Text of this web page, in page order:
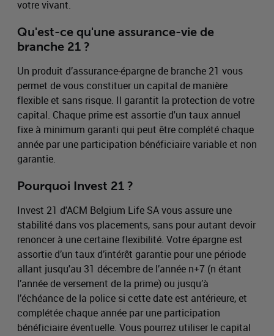
votre vivant.
Qu'est-ce qu'une assurance-vie de
branche 21 ?
Un produit d’assurance-épargne de branche 21 vous
permet de vous constituer un capital de manière
flexible et sans risque. Il garantit la protection de votre
capital. Chaque prime est assortie d'un taux annuel
fixe à minimum garanti qui peut être complété chaque
année par une participation bénéficiaire variable et non
garantie.
Pourquoi Invest 21 ?
Invest 21 d'ACM Belgium Life SA vous assure une
stabilité dans vos placements, sans pour autant devoir
renoncer à une certaine flexibilité. Votre épargne est
assortie d’un taux d’intérêt garantie pour une période
allant jusqu'au 31 décembre de l’année n+7 (n étant
l’année de versement de la prime) ou jusqu’à
l’échéance de la police si cette date est antérieure, et
complétée chaque année par une participation
bénéficiaire éventuelle. Vous pourrez utiliser le capital